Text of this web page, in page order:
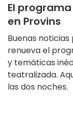
El
en Provins
Buenas
renueva el
y temáticas
teatralizada.
las dos noches.